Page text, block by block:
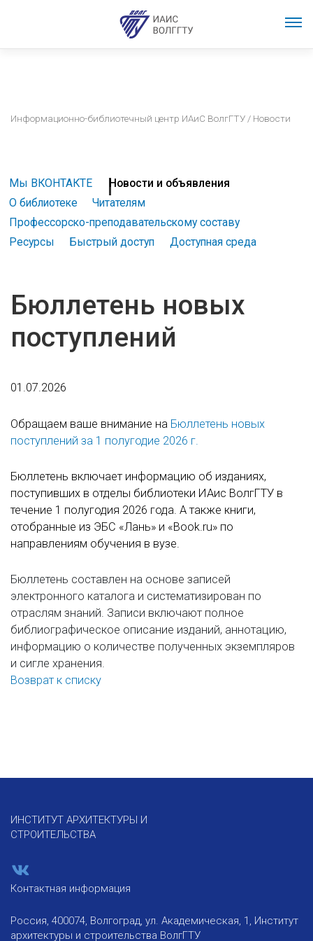
Информационно-библиотечный центр ИАиС ВолгГТУ / Новости
Мы ВКОНТАКТЕ
Новости и объявления
О библиотеке
Читателям
Профессорско-преподавательскому составу
Ресурсы
Быстрый доступ Доступная среда
Бюллетень новых
поступлений
01.07.2026
Обращаем ваше внимание на Бюллетень новых
поступлений за 1 полугодие 2026 г.
Бюллетень включает информацию об изданиях,
поступивших в отделы библиотеки ИАис ВолгГТУ в
течение 1 полугодия 2026 года. А также книги,
отобранные из ЭБС «Лань» и «Book.ru» по
направлениям обучения в вузе.
Бюллетень составлен на основе записей
электронного каталога и систематизирован по
отраслям знаний. Записи включают полное
библиографическое описание изданий, аннотацию,
информацию о количестве полученных экземпляров
и сигле хранения.
Возврат к списку
ИНСТИТУТ АРХИТЕКТУРЫ И
СТРОИТЕЛЬСТВА
Контактная информация
Россия, 400074, Волгоград, ул. Академическая, 1, Институт
архитектуры и строительства ВолгГТУ